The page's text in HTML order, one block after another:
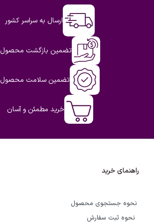
ارسال به سراسر کشور
تضمین بازگشت محصول
تضمین سلامت محصول
خرید مطمئن و آسان
راهنمای خرید
نحوه جستجوی محصول
نحوه ثبت سفارش